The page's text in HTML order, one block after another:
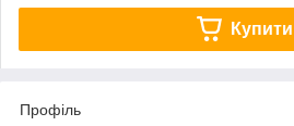
Купити
Профіль